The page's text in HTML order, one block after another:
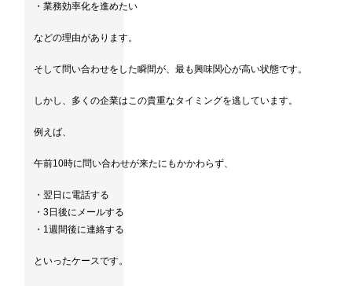
・業務効率化を進めたい
などの理由があります。
そして問い合わせをした瞬間が、最も興味関心が高い状態です。
しかし、多くの企業はこの貴重なタイミングを逃しています。
例えば、
午前10時に問い合わせが来たにもかかわらず、
・翌日に電話する
・3日後にメールする
・1週間後に連絡する
といったケースです。